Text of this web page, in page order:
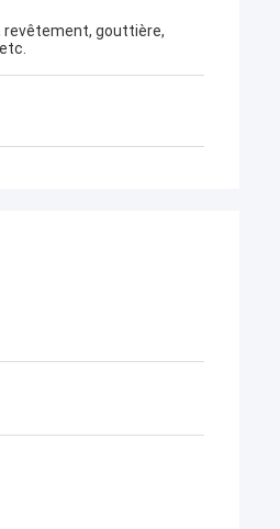
revêtement, gouttière,